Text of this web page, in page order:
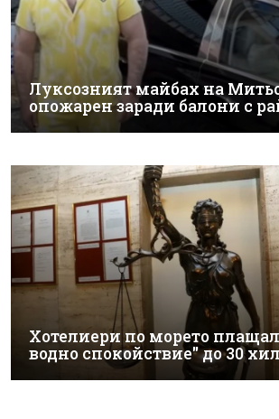
Луксозният майбах на
опожарен заради балони с
Хотелиери по морето
водно спокойствие" до 30